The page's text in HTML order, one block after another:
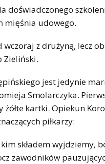
doświadczonego
mięśnia udowego.
z drużyną, lecz
Zieliński.
jest jedynie
Smolarczyka.
żółte kartki. Opiekun
piłkarzy:
składem wyjdziemy,
zawodników